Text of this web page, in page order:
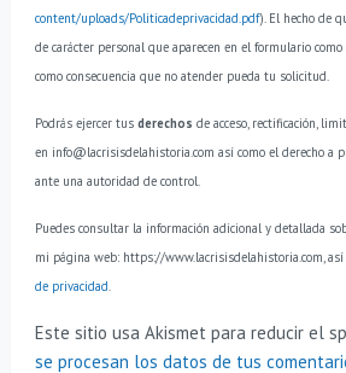
content/uploads/Politicadeprivacidad.pdf). El hecho de
de carácter personal que aparecen en el formulario
como consecuencia que no atender pueda tu solicitud.
Podrás ejercer tus derechos de acceso, rectificación,
en info@lacrisisdelahistoria.com así como el derecho a
ante una autoridad de control.
Puedes consultar la información adicional y detallada
mi página web: https://www.lacrisisdelahistoria.com,
de privacidad.
Este sitio usa Akismet para reducir el
se procesan los datos de tus